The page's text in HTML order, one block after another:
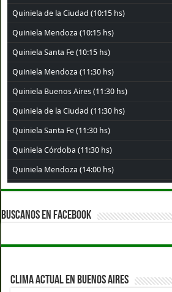
Quiniela de la Ciudad (10:15 hs)
Quiniela Mendoza (10:15 hs)
Quiniela Santa Fe (10:15 hs)
Quiniela Mendoza (11:30 hs)
Quiniela Buenos Aires (11:30 hs)
Quiniela de la Ciudad (11:30 hs)
Quiniela Santa Fe (11:30 hs)
Quiniela Córdoba (11:30 hs)
Quiniela Mendoza (14:00 hs)
Quiniela Córdoba (14:00 hs)
Quiniela Santa Fe (14:00 hs)
Quiniela de la Ciudad (14:00 hs)
BUSCANOS EN FACEBOOK
CLIMA ACTUAL EN BUENOS AIRES